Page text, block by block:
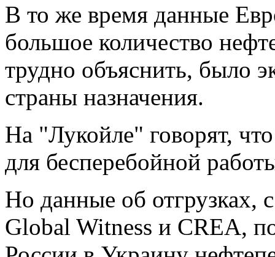
В то же время данные
большое количество
трудно объяснить, было
страны назначения.
На "Лукойле" говорят,
для бесперебойной
Но данные об отгрузках,
Global Witness и CREA,